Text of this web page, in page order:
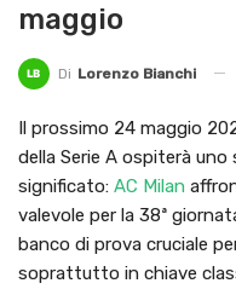
maggio
Di Lorenzo Bianchi
Il prossimo 24 maggio
della Serie A ospiterà
significato: AC Milan
valevole per la 38ª
banco di prova cruciale
soprattutto in chiave